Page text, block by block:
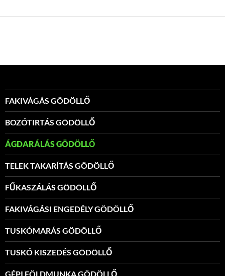
FAKIVÁGÁS GÖDÖLLŐ
BOZÓTIRTÁS GÖDÖLLŐ
ÁGDARÁLÁS GÖDÖLLŐ
TELEK TAKARÍTÁS GÖDÖLLŐ
FŰKASZÁLÁS GÖDÖLLŐ
FAKIVÁGÁSI ENGEDÉLY GÖDÖLLŐ
TUSKÓMARÁS GÖDÖLLŐ
TUSKÓ KISZEDÉS GÖDÖLLŐ
GÉPI FÖLDMUNKA GÖDÖLLŐ